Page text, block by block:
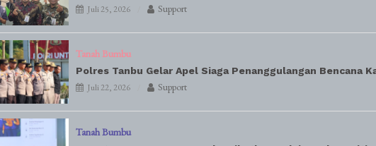
Juli 25, 2026
Support
Tanah Bumbu
Polres Tanbu Gelar Apel Siaga Penanggulangan Bencana
Juli 22, 2026
Support
Tanah Bumbu